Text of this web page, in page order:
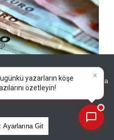
sitemizde
KVKK ve GDPR kapsamında
içinAydınlatma Metnimizi
Ayarlarına Git
Tarihi hamle: Euro